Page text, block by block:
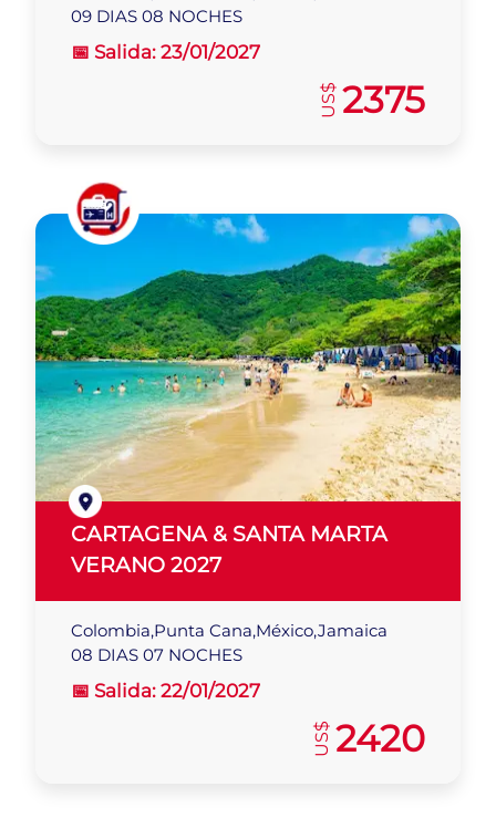
09 DIAS 08 NOCHES
📅 Salida: 23/01/2027
US$2375
CARTAGENA & SANTA MARTA
VERANO 2027
Colombia,Punta Cana,México,Jamaica
08 DIAS 07 NOCHES
📅 Salida: 22/01/2027
US$2420